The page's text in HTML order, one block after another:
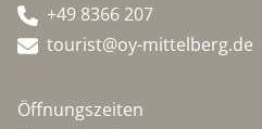
+49 8366 207
tourist@oy-mittelberg.de
Öffnungszeiten